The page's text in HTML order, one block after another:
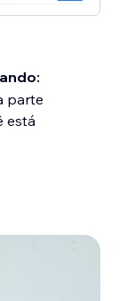
parte
está